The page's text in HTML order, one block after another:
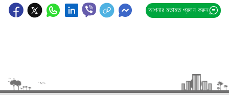
আপনার মতামত প্রদান করুন